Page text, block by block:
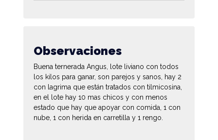
Observaciones
Buena ternerada Angus, lote liviano con todos
los kilos para ganar, son parejos y sanos, hay 2
con lagrima que están tratados con tilmicosina,
en el lote hay 10 mas chicos y con menos
estado que hay que apoyar con comida, 1 con
nube, 1 con herida en carretilla y 1 rengo.